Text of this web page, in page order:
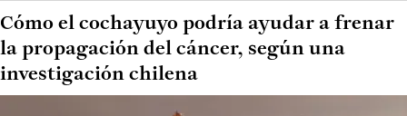
Cómo el cochayuyo podría ayudar a frenar
la propagación del cáncer, según una
investigación chilena